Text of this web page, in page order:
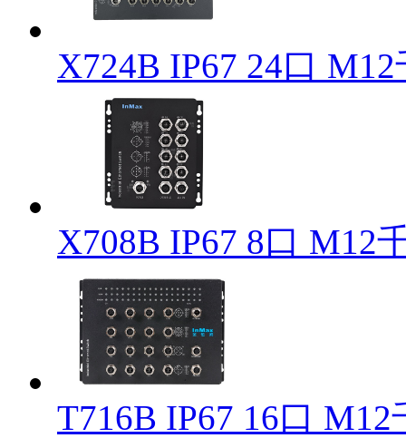
X724B IP67 24口
X708B IP67 8口 M12
T716B IP67 16口